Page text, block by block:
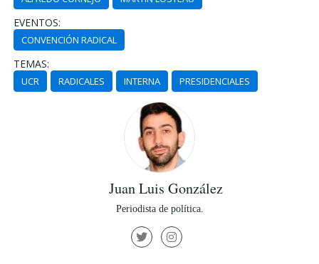
EVENTOS:
CONVENCIÓN RADICAL
TEMAS:
UCR RADICALES INTERNA PRESIDENCIALES
Juan Luis González
Periodista de política.